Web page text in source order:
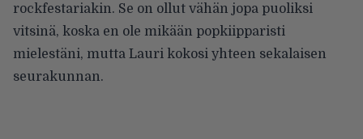
rockfestariakin. Se on ollut vähän jopa puoliksi
vitsinä, koska en ole mikään popkiipparisti
mielestäni, mutta Lauri kokosi yhteen sekalaisen
seurakunnan.